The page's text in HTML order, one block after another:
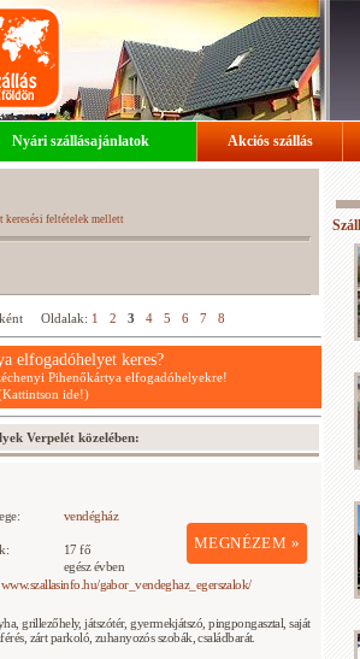
Nyári szállásajánlatok Akciós szállás
keresési feltételek mellett
Oldalak: 1 2 3 4 5 6 7 8
elfogadóhelyet keres?
Pihenőkártya elfogadóhelyekre!
ide!)
Verpelét közelében:
vendégház
MEGNÉZEM »
17 fő
egész évben
www.szallasinfo.hu/gabor_vendeghaz_egerszalok/
grillezőhely, játszótér, gyermekjátszó, pingpongasztal, saját
zárt parkoló, zuhanyozós szobák, családbarát.